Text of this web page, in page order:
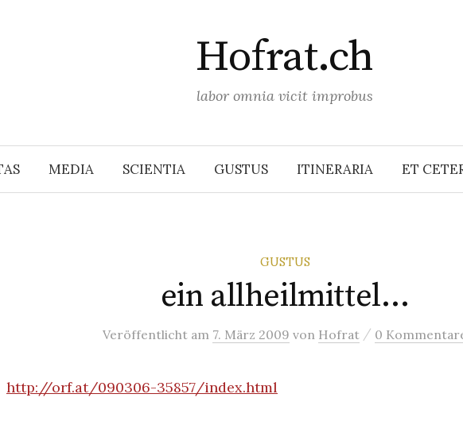
Hofrat.ch
labor omnia vicit improbus
MEDIA SCIENTIA GUSTUS ITINERARIA ET
GUSTUS
ein allheilmittel…
Veröffentlicht am 7. März 2009 von Hofrat / 0
http://orf.at/090306-35857/index.html